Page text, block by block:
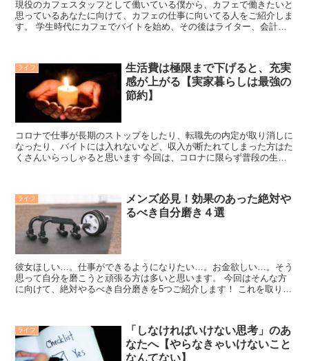
現役のカフェスタッフとして働いている僕から、カフェで働きたいと
思っているあなたに向けて、カフェの仕事に向いてる人をご紹介しま
す。 学生時代にカフェでバイトを始め、その後はライター、会計事
ライフ
生活費は極限まで下げると、充実
感が上がる【実家暮らしは最強の
節約】
コロナで仕事が長期のストップをしたり、転職先の内定が取り消しに
なったり、バイトには入れないなど、収入が断たれてしまった方はた
くさんいらっしゃると思います 今回は、コロナに限らず普段の生活
ライフ
メンズ必見！効果のあった絶対や
るべき自分磨き４選
彼女ほしい…。仕事ができるようになりたい…。お金欲しい…。そう
思って自分を磨こうと頑張る方は多いと思います。 今回はそんな方
に向けて、絶対やるべき自分磨きを5つご紹介します！ これを取り入
ライフ
「しなければいけない思考」のあ
なたへ【やらなきゃいけないこと
なんてない】